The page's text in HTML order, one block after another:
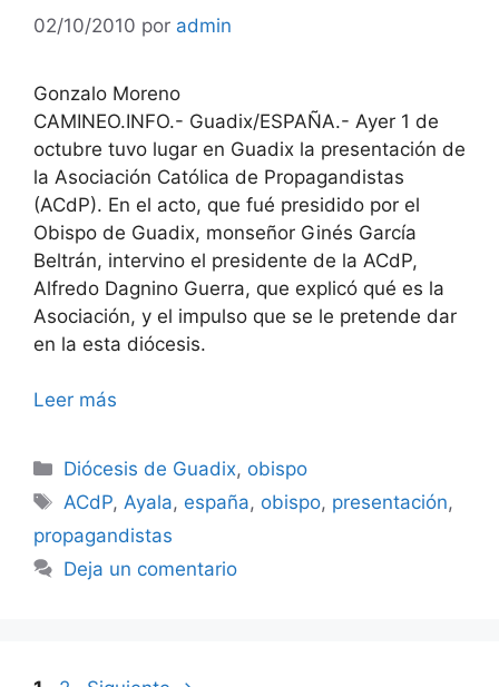
02/10/2010 por admin
Gonzalo Moreno
CAMINEO.INFO.- Guadix/ESPAÑA.- Ayer 1 de
octubre tuvo lugar en Guadix la presentación de
la Asociación Católica de Propagandistas
(ACdP). En el acto, que fué presidido por el
Obispo de Guadix, monseñor Ginés García
Beltrán, intervino el presidente de la ACdP,
Alfredo Dagnino Guerra, que explicó qué es la
Asociación, y el impulso que se le pretende dar
en la esta diócesis.
Leer más
Categorías
Diócesis de Guadix, obispo
Etiquetas
ACdP,Ayala, españa, obispo, presentación,
propagandistas
Deja un comentario